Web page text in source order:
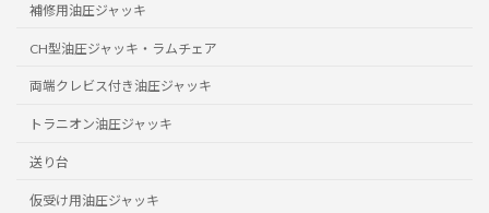
補修用油圧ジャッキ
CH型油圧ジャッキ・ラムチェア
両端クレビス付き油圧ジャッキ
トラニオン油圧ジャッキ
送り台
仮受け用油圧ジャッキ